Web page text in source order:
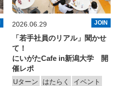
2026.06.29 JOIN
「若手社員のリアル」聞かせ
て！
にいがたCafe in新潟大学 開
催レポ
Uターン はたらく
イベント